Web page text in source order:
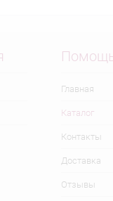
Главная
Каталог
Контакты
Доставка
Отзывы